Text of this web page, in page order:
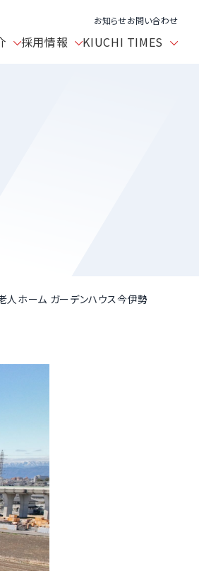
お知らせお問い合わせ
採用情報 KIUCHI TIMES
人ホーム ガーデンハウス今伊勢